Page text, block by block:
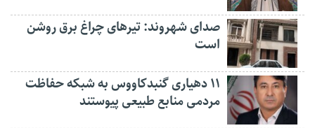
صدای شهروند: تیرهای چراغ برق روشن
است
۱۱ دهیاری گنبدکاووس به شبکه حفاظت
مردمی منابع طبیعی پیوستند